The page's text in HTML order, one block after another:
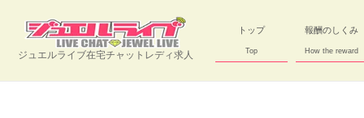
ジュエルライブ在宅チャットレディ求人
トップ
Top
報酬のしくみ
How the reward